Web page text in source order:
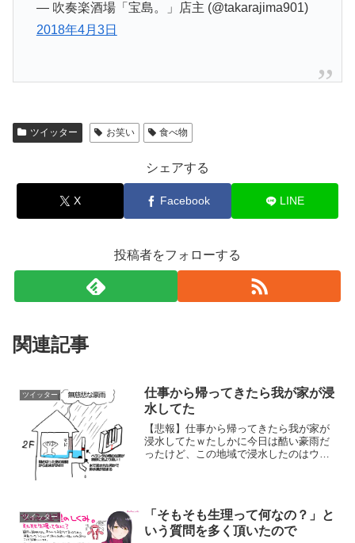
— 吹奏楽酒場「宝島。」店主 (@takarajima901)
2018年4月3日
ツイッター お笑い 食べ物
シェアする
X Facebook LINE
投稿者をフォローする
関連記事
ツイッター
仕事から帰ってきたら我が家が浸
水してた
【悲報】仕事から帰ってきたら我が家が
浸水してたｗたしかに今日は酷い豪雨だ
ったけど、この地域で浸水したのはウチ
ツイッター
「そもそも生理って何なの？」と
いう質問を多く頂いたので